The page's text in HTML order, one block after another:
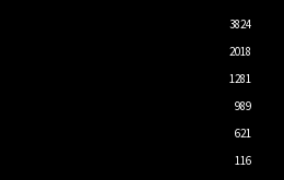
3824
2018
1281
989
621
116